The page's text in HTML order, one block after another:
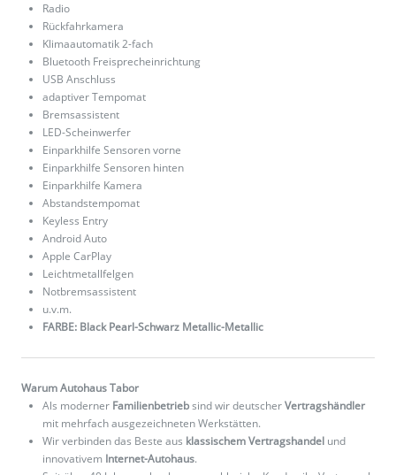
Radio
Rückfahrkamera
Klimaautomatik 2-fach
Bluetooth Freisprecheinrichtung
USB Anschluss
adaptiver Tempomat
Bremsassistent
LED-Scheinwerfer
Einparkhilfe Sensoren vorne
Einparkhilfe Sensoren hinten
Einparkhilfe Kamera
Abstandstempomat
Keyless Entry
Android Auto
Apple CarPlay
Leichtmetallfelgen
Notbremsassistent
u.v.m.
FARBE: Black Pearl-Schwarz Metallic-Metallic
Warum Autohaus Tabor
Als moderner Familienbetriebsind wir deutscherVertragshändler
mit mehrfach ausgezeichneten Werkstätten.
Wir verbinden das Beste aus klassischem Vertragshandel und
innovativem Internet-Autohaus.